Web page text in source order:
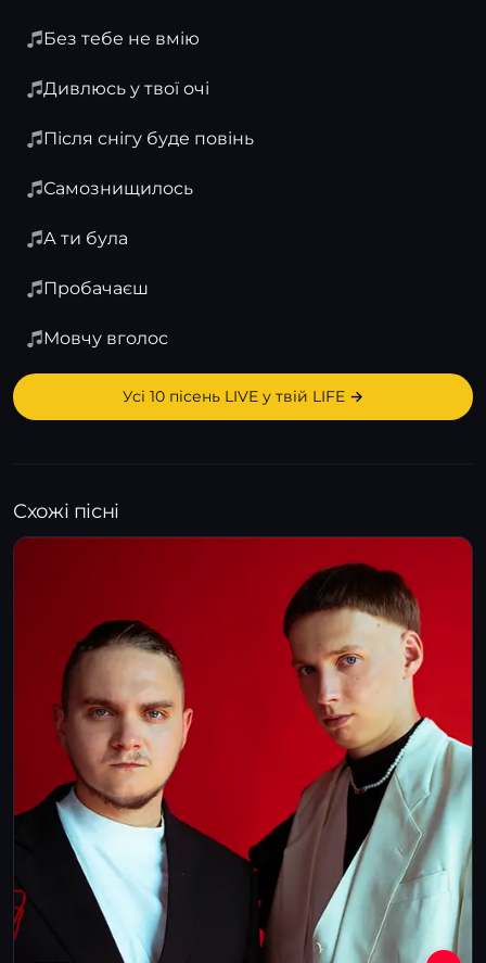
Без тебе не вмію
Дивлюсь у твої очі
Після снігу буде повінь
Самознищилось
А ти була
Пробачаєш
Мовчу вголос
Усі 10 пісень LIVE у твій LIFE →
Схожі пісні